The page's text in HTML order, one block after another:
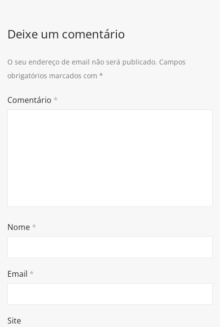
Deixe um comentário
O seu endereço de email não será publicado. Campos
obrigatórios marcados com *
Comentário *
Nome *
Email *
Site